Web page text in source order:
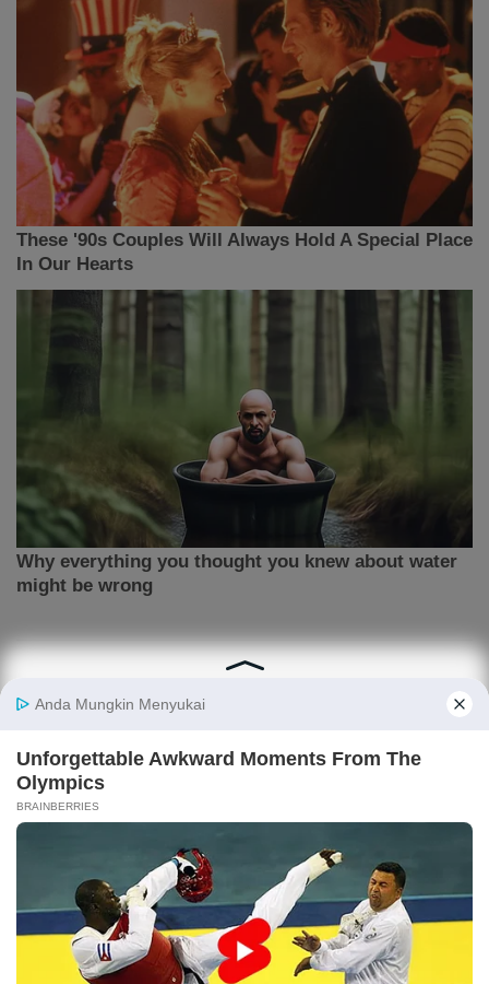
Purbaya: Utang Kopdes Merah Putih Rp 240 T
Dibayar Pakai APBN, Dicicil 6 Tahun
IHSG Turun ke 6.343, Saham DSSA, TPIA, BUMI,
BNBR Diburu Investor
Menilik Kans Emiten Grup Bakrie BNBR, BUMI,
VKTR, MDIA Usai Lonjakan Harga Saham
Investor Asing Net Buy Rp 273 M: Lepas Saham
BBCA dan EMAS, Borong DSSA